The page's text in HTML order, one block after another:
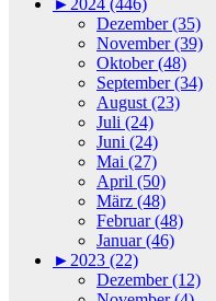
Dezember (35)
November (39)
Oktober (48)
September (34)
August (23)
Juli (24)
Juni (24)
Mai (27)
April (50)
März (48)
Februar (48)
Januar (46)
► 2023 (22)
Dezember (12)